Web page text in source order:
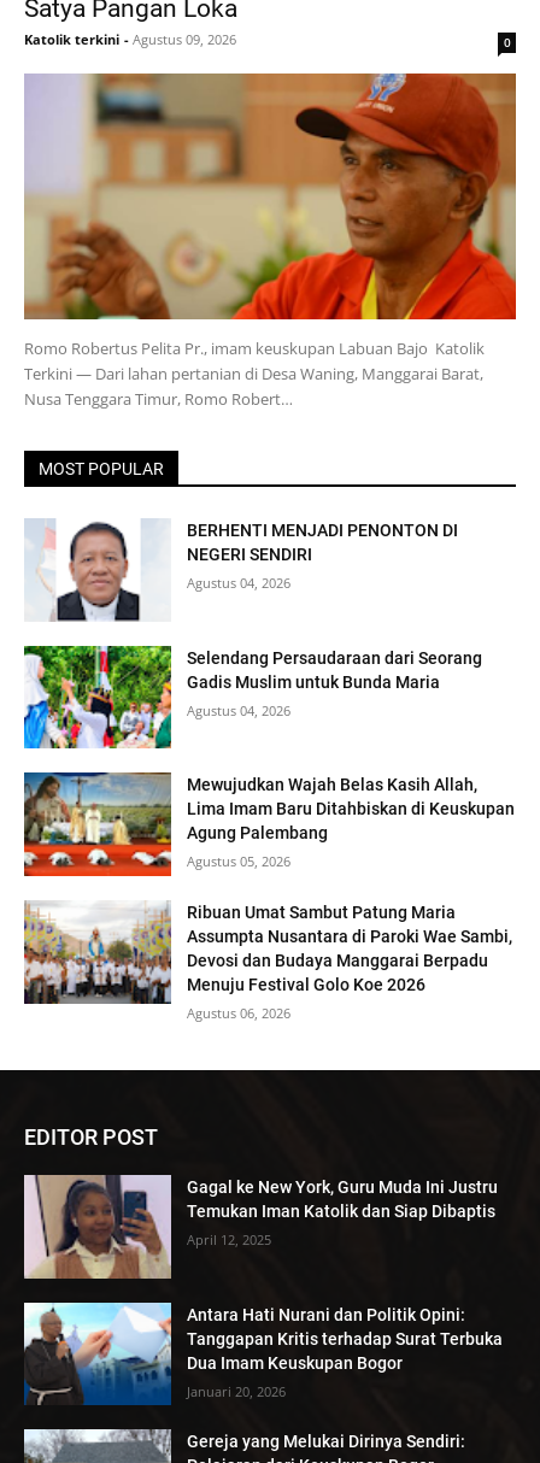
Satya Pangan Loka
Katolik terkini - Agustus 09, 2026 0
Romo Robertus Pelita Pr., imam keuskupan Labuan Bajo Katolik
Terkini — Dari lahan pertanian di Desa Waning, Manggarai Barat,
Nusa Tenggara Timur, Romo Robert…
MOST POPULAR
BERHENTI MENJADI PENONTON DI
NEGERI SENDIRI
Agustus 04, 2026
Selendang Persaudaraan dari Seorang
Gadis Muslim untuk Bunda Maria
Agustus 04, 2026
Mewujudkan Wajah Belas Kasih Allah,
Lima Imam Baru Ditahbiskan di Keuskupan
Agung Palembang
Agustus 05, 2026
Ribuan Umat Sambut Patung Maria
Assumpta Nusantara di Paroki Wae Sambi,
Devosi dan Budaya Manggarai Berpadu
Menuju Festival Golo Koe 2026
Agustus 06, 2026
EDITOR POST
Gagal ke New York, Guru Muda Ini Justru
Temukan Iman Katolik dan Siap Dibaptis
April 12, 2025
Antara Hati Nurani dan Politik Opini:
Tanggapan Kritis terhadap Surat Terbuka
Dua Imam Keuskupan Bogor
Januari 20, 2026
Gereja yang Melukai Dirinya Sendiri: